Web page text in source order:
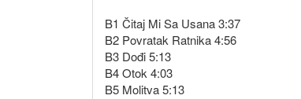
B1 Čitaj Mi Sa Usana 3:37
B2 Povratak Ratnika 4:56
B3 Dođi 5:13
B4 Otok 4:03
B5 Molitva 5:13